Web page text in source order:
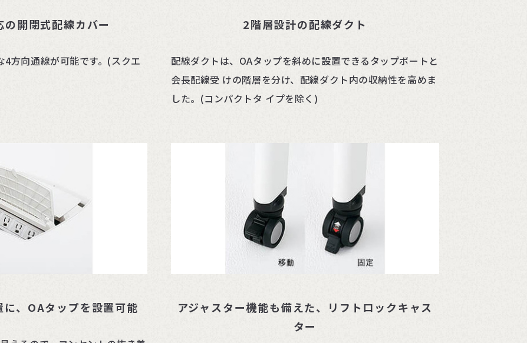
開閉式配線カバー
4方向通線が可能です。(スクエ
2階層設計の配線ダクト
配線ダクトは、OAタップを斜めに設置できるタップボートと
会長配線受 けの階層を分け、配線ダクト内の収納性を高めま
した。(コンパクトタ イプを除く)
、OAタップを設置可能
アジャスター機能も備えた、リフトロックキャス
ター